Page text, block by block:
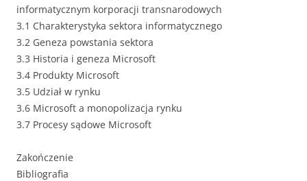
informatycznym korporacji transnarodowych
3.1 Charakterystyka sektora informatycznego
3.2 Geneza powstania sektora
3.3 Historia i geneza Microsoft
3.4 Produkty Microsoft
3.5 Udział w rynku
3.6 Microsoft a monopolizacja rynku
3.7 Procesy sądowe Microsoft
Zakończenie
Bibliografia